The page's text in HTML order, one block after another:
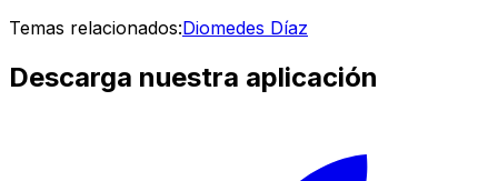
Temas relacionados:Diomedes Díaz
Descarga nuestra aplicación